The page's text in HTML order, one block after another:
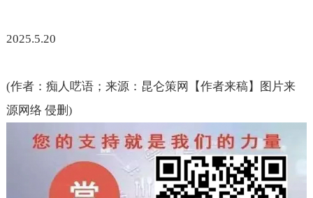
2025.5.20
(作者：痴人呓语；来源：昆仑策网【作者来稿】图片来
源网络 侵删)